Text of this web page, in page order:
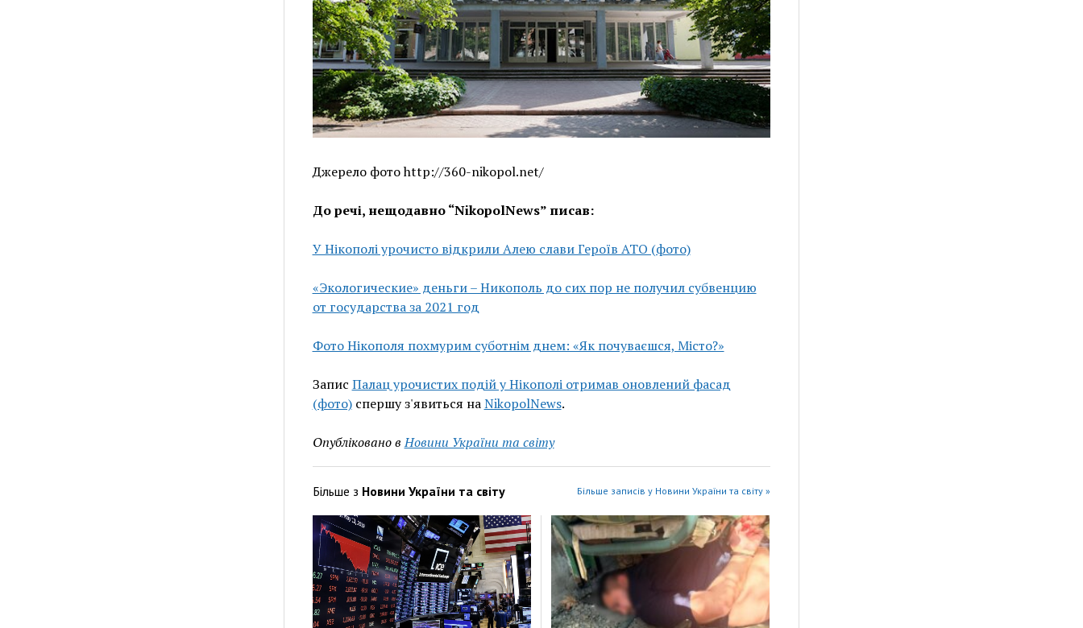
Джерело фото http://360-nikopol.net/
До речі, нещодавно “NikopolNews” писав:
У Нікополі урочисто відкрили Алею слави Героїв АТО (фото)
«Экологические» деньги – Никополь до сих пор не получил субвенцию
от государства за 2021 год
Фото Нікополя похмурим суботнім днем: «Як почуваєшся, Місто?»
Запис Палац урочистих подій у Нікополі отримав оновлений фасад
(фото)спершу з'явиться наNikopolNews.
Опубліковано в Новини України та світу
Більше з Новини України та світу Більше записів у Новини України та світу »